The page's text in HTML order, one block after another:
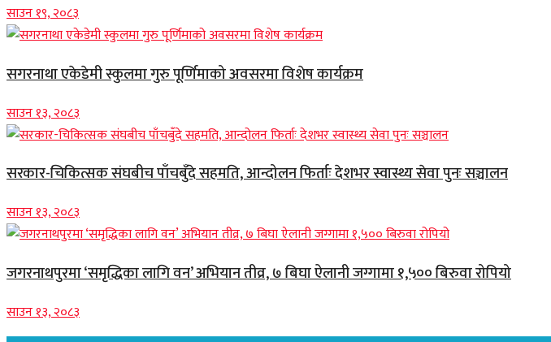
साउन १९, २०८३
सगरनाथा एकेडेमी स्कुलमा गुरु पूर्णिमाको अवसरमा विशेष कार्यक्रम
साउन १३, २०८३
सरकार-चिकित्सक संघबीच पाँचबुँदे सहमति, आन्दोलन फिर्ताः देशभर स्वास्थ्य सेवा पुनः सञ्चालन
साउन १३, २०८३
जगरनाथपुरमा ‘समृद्धिका लागि वन’ अभियान तीव्र, ७ बिघा ऐलानी जग्गामा १,५०० बिरुवा रोपियो
साउन १३, २०८३